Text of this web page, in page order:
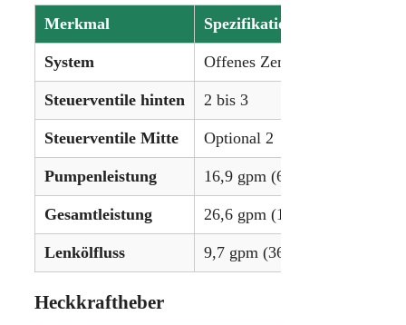
Merkmal Spezifikation
System Offenes Zentrum,
Steuerventile hinten 2 bis 3
Steuerventile Mitte Optional 2
Pumpenleistung 16,9 gpm (64,0 lpm)
Gesamtleistung 26,6 gpm (100,7 lpm)
Lenkölfluss 9,7 gpm (36,7 lpm)
Heckkraftheber